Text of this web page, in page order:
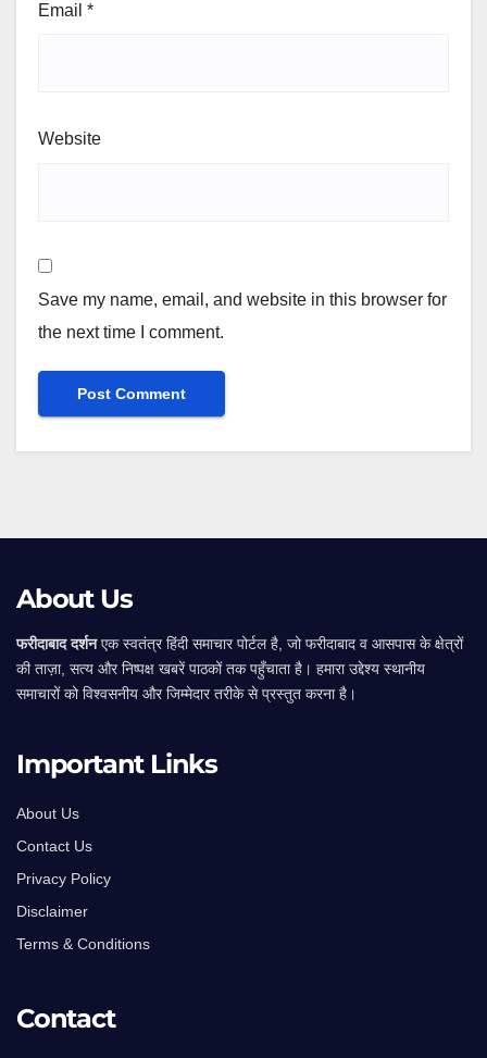
Email *
Website
Save my name, email, and website in this browser for
the next time I comment.
About Us
फरीदाबाद दर्शनएक स्वतंत्र हिंदी समाचार पोर्टल है, जो फरीदाबाद व आसपास के क्षेत्रों
की ताज़ा, सत्य और निष्पक्ष खबरें पाठकों तक पहुँचाता है। हमारा उद्देश्य स्थानीय
समाचारों को विश्वसनीय और जिम्मेदार तरीके से प्रस्तुत करना है।
Important Links
About Us
Contact Us
Privacy Policy
Disclaimer
Terms & Conditions
Contact